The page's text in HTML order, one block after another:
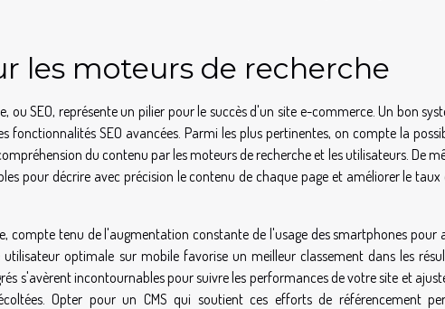
les moteurs de recherche
ou SEO, représente un pilier pour le succès d'un site e-commerce. Un bon
fonctionnalités SEO avancées. Parmi les plus pertinentes, on compte la
du contenu par les moteurs de recherche et les utilisateurs. De
pour décrire avec précision le contenu de chaque page et améliorer le taux
compte tenu de l'augmentation constante de l'usage des smartphones pour
utilisateur optimale sur mobile favorise un meilleur classement dans les
s'avèrent incontournables pour suivre les performances de votre site et
Opter pour un CMS qui soutient ces efforts de référencement